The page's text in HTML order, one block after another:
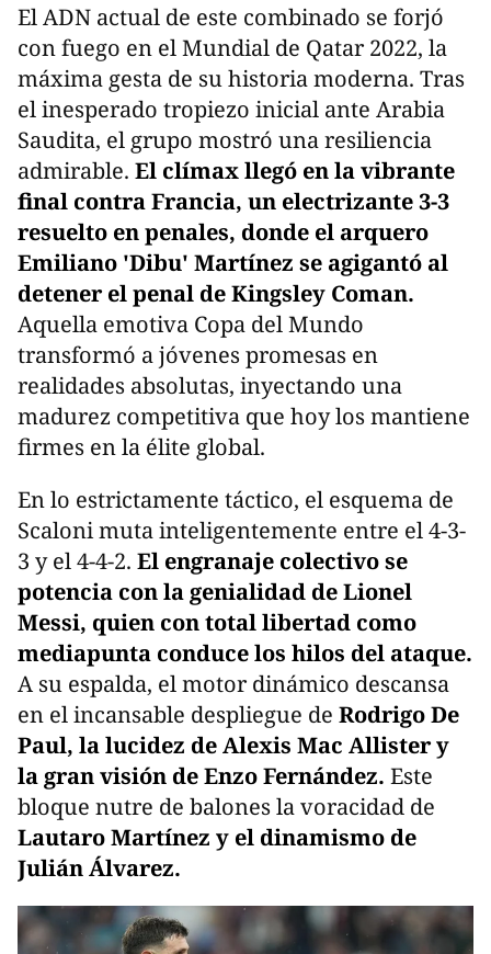
El ADN actual de este combinado se forjó
con fuego en el Mundial de Qatar 2022, la
máxima gesta de su historia moderna. Tras
el inesperado tropiezo inicial ante Arabia
Saudita, el grupo mostró una resiliencia
admirable. El clímax llegó en la vibrante
final contra Francia, un electrizante 3-3
resuelto en penales, donde el arquero
Emiliano 'Dibu' Martínez se agigantó al
detener el penal de Kingsley Coman.
Aquella emotiva Copa del Mundo
transformó a jóvenes promesas en
realidades absolutas, inyectando una
madurez competitiva que hoy los mantiene
firmes en la élite global.
En lo estrictamente táctico, el esquema de
Scaloni muta inteligentemente entre el 4-3-
3 y el 4-4-2. El engranaje colectivo se
potencia con la genialidad de Lionel
Messi, quien con total libertad como
mediapunta conduce los hilos del ataque.
A su espalda, el motor dinámico descansa
en el incansable despliegue de Rodrigo De
Paul, la lucidez de Alexis Mac Allister y
la gran visión de Enzo Fernández. Este
bloque nutre de balones la voracidad de
Lautaro Martínez y el dinamismo de
Julián Álvarez.